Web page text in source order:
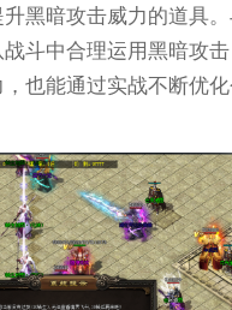
黑暗攻击威力的道具
斗中合理运用黑暗攻
也能通过实战不断优